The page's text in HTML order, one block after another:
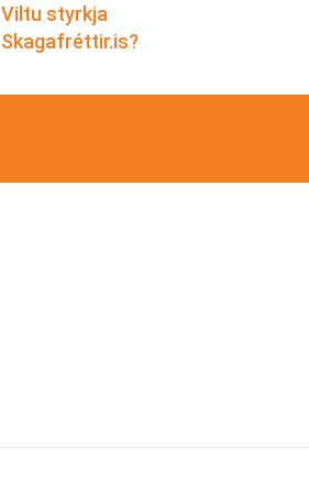
Viltu styrkja
Skagafréttir.is?